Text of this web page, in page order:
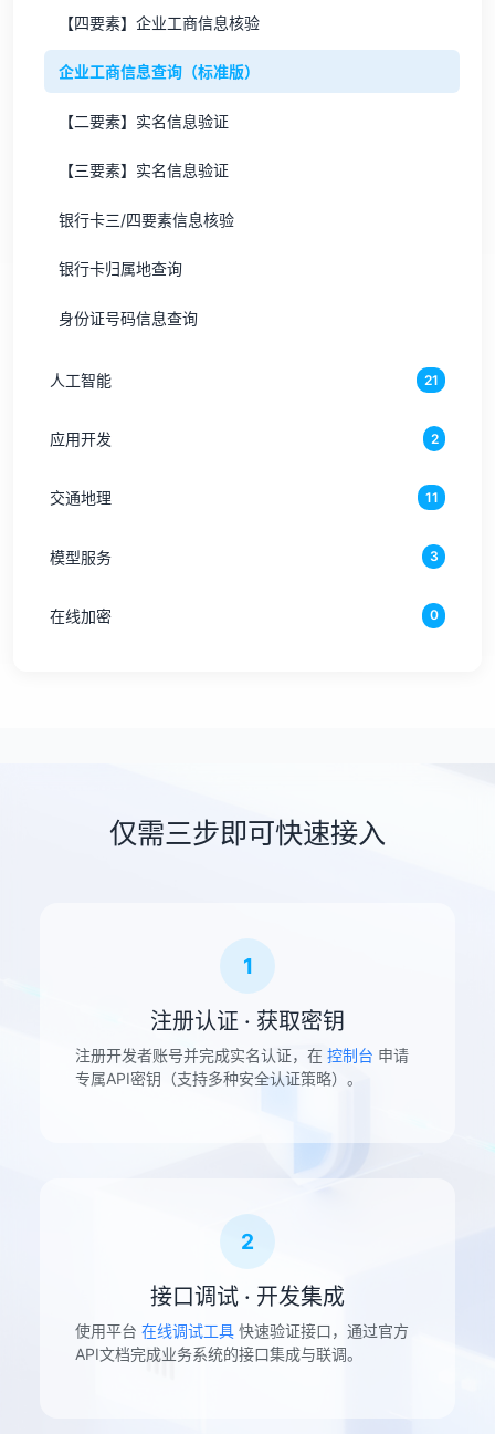
【四要素】企业工商信息核验
企业工商信息查询（标准版）
【二要素】实名信息验证
【三要素】实名信息验证
银行卡三/四要素信息核验
银行卡归属地查询
身份证号码信息查询
人工智能 21
应用开发 2
交通地理 11
模型服务 3
在线加密 0
仅需三步即可快速接入
1
注册认证 · 获取密钥
注册开发者账号并完成实名认证，在 控制台 申请
专属API密钥（支持多种安全认证策略）。
2
接口调试 · 开发集成
使用平台 在线调试工具 快速验证接口，通过官方
API文档完成业务系统的接口集成与联调。